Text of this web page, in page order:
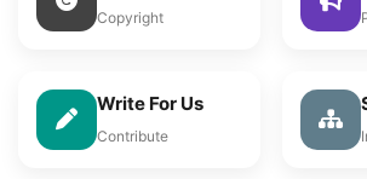
Copyright
Write For Us
Contribute